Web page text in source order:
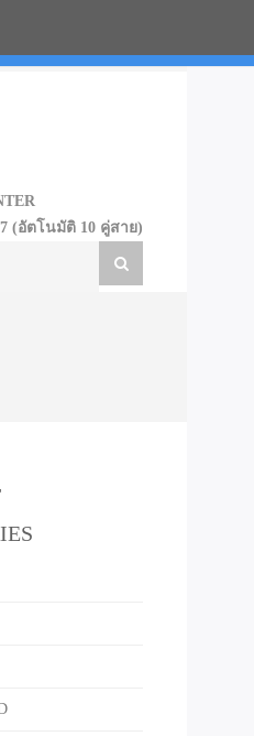
(อัตโนมัติ 10 คู่สาย)